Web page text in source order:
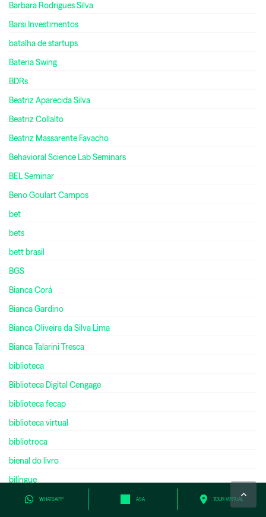
WHATSAPP ASA TOUR VIRTUAL
Barbara Rodrigues Silva
Barsi Investimentos
batalha de startups
Bateria Swing
BDRs
Beatriz Aparecida Silva
Beatriz Collalto
Beatriz Massarente Favacho
Behavioral Science Lab Seminars
BEL Seminar
Beno Goulart Campos
bet
bets
bett brasil
BGS
Bianca Corá
Bianca Gardino
Bianca Oliveira da Silva Lima
Bianca Talarini Tresca
biblioteca
Biblioteca Digital Cengage
biblioteca fecap
biblioteca virtual
bibliotroca
bienal do livro
bilíngue
bilionário